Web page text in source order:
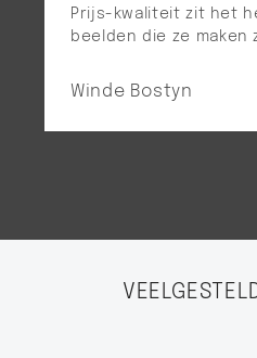
Prijs-kwaliteit zit het
beelden die ze maken
Winde Bostyn